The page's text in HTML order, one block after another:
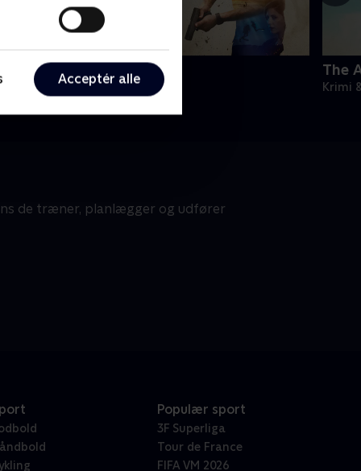
Acceptér alle
Hamilton
& Spænding • 2 sæsoner
The
Krimi
de træner, planlægger og udfører
Populær sport
3F Superliga
Tour de France
FIFA VM 2026